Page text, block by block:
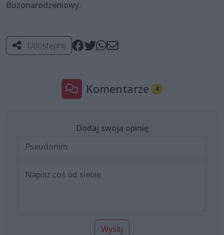
Bożonarodzeniowy.
Udostępnij
Komentarze 4
Dodaj swoją opinię
Wyślij